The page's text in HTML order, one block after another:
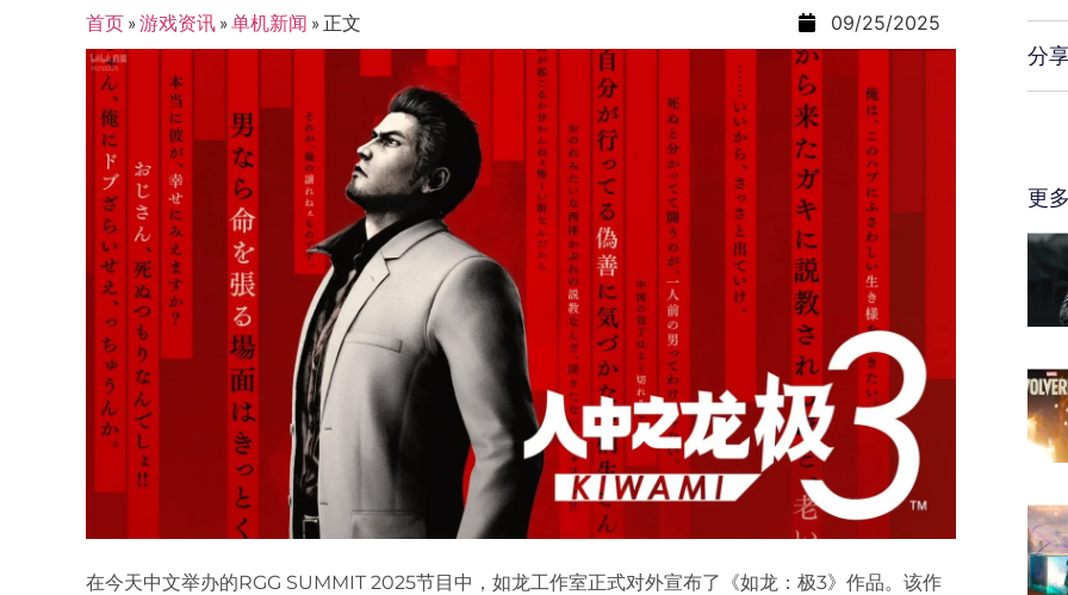
首页 »游戏资讯 »单机新闻 » 正文 09/25/2025
在今天中文举办的RGG SUMMIT 2025节目中，如龙工作室正式对外宣布了《如龙：极3》作品。该作
分
更